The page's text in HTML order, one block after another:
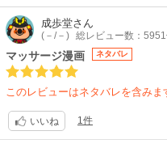
成歩堂さん
(－/－) 総レビュー数：
マッサージ漫画 ネタバレ
このレビューはネタバレを含み
いいね 1件